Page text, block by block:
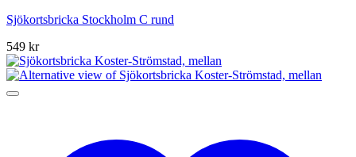
Sjökortsbricka Stockholm C rund
549 kr